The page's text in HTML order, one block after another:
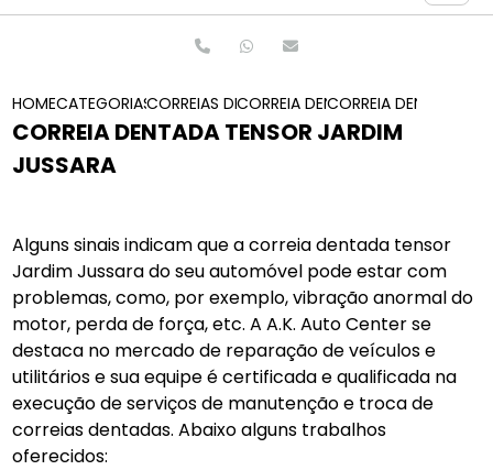
HOMECATEGORIASCORREIAS DENTADASCORREIA DENTADACORREIA DENTADA
CORREIA DENTADA TENSOR JARDIM
JUSSARA
Alguns sinais indicam que a correia dentada tensor
Jardim Jussara do seu automóvel pode estar com
problemas, como, por exemplo, vibração anormal do
motor, perda de força, etc. A A.K. Auto Center se
destaca no mercado de reparação de veículos e
utilitários e sua equipe é certificada e qualificada na
execução de serviços de manutenção e troca de
correias dentadas. Abaixo alguns trabalhos
oferecidos: